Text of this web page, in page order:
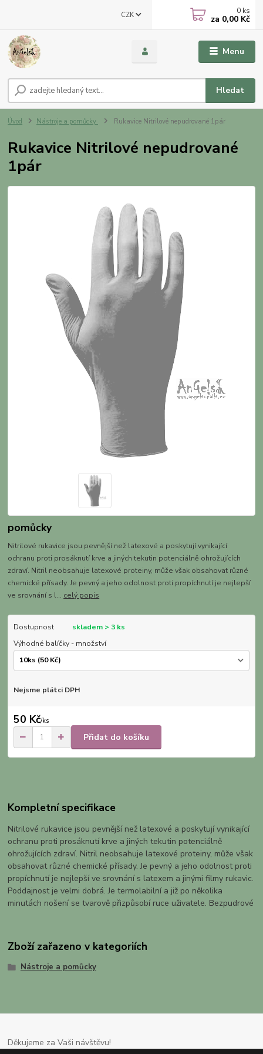
Menu
CZK
Hledat
0 ks
za 0,00 Kč
Úvod Nástroje a pomůcky Rukavice Nitrilové nepudrované 1pár
Rukavice Nitrilové nepudrované
1pár
pomůcky
Nitrilové rukavice jsou pevnější než latexové a poskytují vynikající
ochranu proti prosáknutí krve a jiných tekutin potenciálně ohrožujících
zdraví. Nitril neobsahuje latexové proteiny, může však obsahovat různé
chemické přísady. Je pevný a jeho odolnost proti propíchnutí je nejlepší
ve srovnání s l... celý popis
Dostupnost
skladem > 3 ks
Výhodné balíčky - množství
Nejsme plátci DPH
50 Kč/ks
Přidat do košíku
Kompletní specifikace
Nitrilové rukavice jsou pevnější než latexové a poskytují vynikající
ochranu proti prosáknutí krve a jiných tekutin potenciálně
ohrožujících zdraví. Nitril neobsahuje latexové proteiny, může však
obsahovat různé chemické přísady. Je pevný a jeho odolnost proti
propíchnutí je nejlepší ve srovnání s latexem a jinými filmy rukavic.
Poddajnost je velmi dobrá. Je termolabilní a již po několika
minutách nošení se tvarově přizpůsobí ruce uživatele. Bezpudrové
Zboží zařazeno v kategoriích
Nástroje a pomůcky
Děkujeme za Vaši návštěvu!